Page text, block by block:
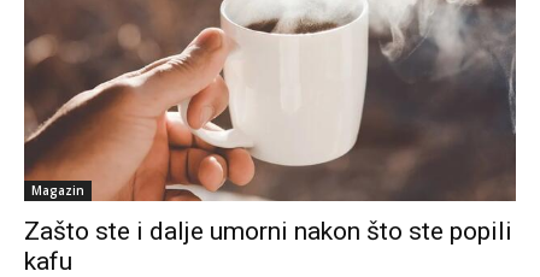
Magazin
Zašto ste i dalje umorni nakon što ste popili
kafu